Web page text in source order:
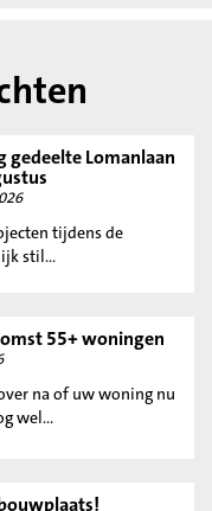
Lomanlaan
tijdens de
stil...
55+ woningen
na of uw woning nu
wel...